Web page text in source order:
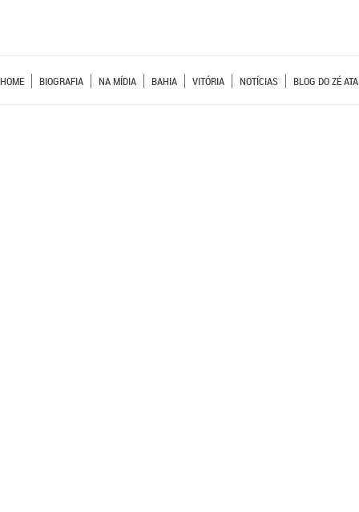
HOME BIOGRAFIA NA MÍDIA BAHIA VITÓRIA NOTÍCIAS BLOG DO ZÉ